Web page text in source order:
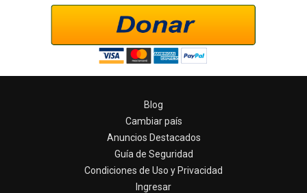
Blog
Cambiar país
Anuncios Destacados
Guía de Seguridad
Condiciones de Uso y Privacidad
Ingresar